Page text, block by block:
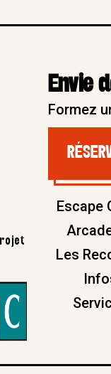
Envie
Formez
Escape
Les